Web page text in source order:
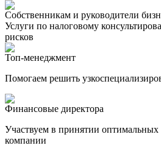
Собственникам и руководители
Услуги по налоговому
рисков
Топ-менеджмент
Помогаем решить
Финансовые директора
Участвуем в принятии
компании